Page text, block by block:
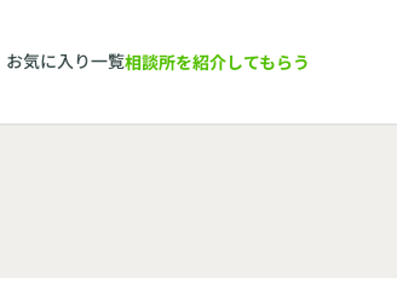
お気に入り一覧相談所を紹介してもらう